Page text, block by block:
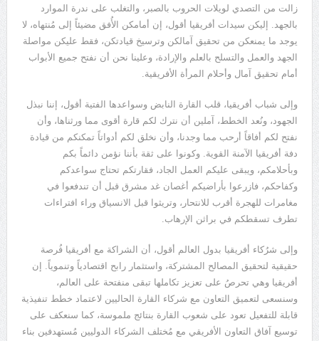
زالت من التصدي لويلات الحروب بالصبر، والتغلب على ندرة الموارد
بالجهد. إليكن سيدات أفريقيا أقول، إن أمامكن الأُفق مضيئاً إلى مُنتهاه، لا
يوجد ما يمنعكن من تحقيق آمالكن وترسيخ قيادتكن، فقط عليكن مواصلة
الجهد والعمل والتسلح بالعلم والإرادة، وعلينا نحن أن نفتح جميع الأبواب
أمام تحقيق آمال وأحلام المرأة الأفريقية.
وإلى شباب أفريقيا، قلب القارة النابض وسواعدها الفتية أقول، إننا نبذل
الجهود، ونُعد الخطط، آملين أن نترك لكم قارة أقوى مما ورثناها، وأن
نفتح لكم أفاقاً أرحب مما وجدنا، وأن نخلق لكم أدواتاً تمكنكم من قيادة
دفة أفريقيا الآمنة القوية. وكونوا على ثقة بأننا نؤمن دائماً بكم
وبأحلامكم، ويبقى عليكم العمل الجاد، فقارتكم تحتاج سواعدكم
وكفاحكم، فازرعوا بأراضيكم أغصان غد مشرق قبل أن تندفعوا في
مغامرات للهجرة أقرب للانتحار، وتريثوا قبل الانسياق وراء افتراءات
تطرف تسقطكم في براثن الإرهاب.
وإلى شرُكاء أفريقيا بدول العالم أقول، أن الشراكة مع أفريقيا فُرصة
حقيقية لتحقيق المصالح المشتركة، واستثمار رابح اقتصادياً وتنموياً. إن
أفريقيا وهي تحرصُ على تعزيز تكاملها تبقى منفتحة على العالم،
وسنسعى لتعميق التعاون مع شركاء القارة الحاليين لاعتماد خطط تنفيذية
قابلة للتفعيل تعود على شعوب القارة بنتائج ملموسة، كما سنعكف على
توسيع آفاق التعاون الأفريقي مع مُختلف الشركاء الدوليين مُستهدفين بناء